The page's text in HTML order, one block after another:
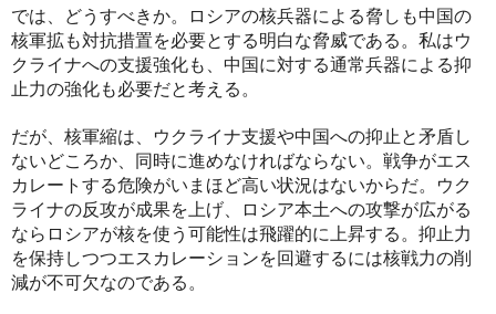
では、どうすべきか。ロシアの核兵器による脅しも中国の
核軍拡も対抗措置を必要とする明白な脅威である。私はウ
クライナへの支援強化も、中国に対する通常兵器による抑
止力の強化も必要だと考える。
だが、核軍縮は、ウクライナ支援や中国への抑止と矛盾し
ないどころか、同時に進めなければならない。戦争がエス
カレートする危険がいまほど高い状況はないからだ。ウク
ライナの反攻が成果を上げ、ロシア本土への攻撃が広がる
ならロシアが核を使う可能性は飛躍的に上昇する。抑止力
を保持しつつエスカレーションを回避するには核戦力の削
減が不可欠なのである。